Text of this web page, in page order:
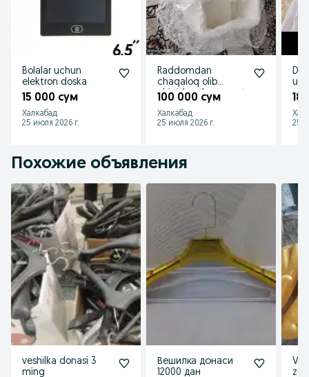
Bolalar uchun
elektron doska
15 000 сум
Халкабад
25 июля 2026 г.
Raddomdan
chaqaloq olib
chiqish uchun savat
100 000 сум
Халкабад
25 июля 2026 г.
18
25
Похожие объявления
veshilka donasi 3
ming
Вешилка донаси
12000 дан
zur